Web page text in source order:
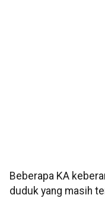
Beberapa KA
duduk yang masih